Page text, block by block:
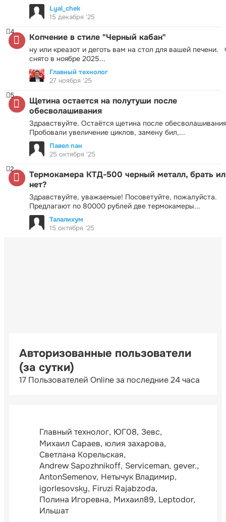
Lyal_chek
15 декабря '25
Копчение в стиле "Черный кабан"
ну или креазот и деготь вам на стол для вашей печени.
снято в ноябре 2025...
4
Главный технолог
27 ноября '25
Щетина остается на полутуши после
обесволашивания
Здравствуйте. Остаётся щетина после
Пробовали увеличение циклов, замену бил,...
5
Павел пан
25 октября '25
Термокамера КТД-500 черный металл, брать
нет?
Здравствуйте, уважаемые! Посоветуйте, пожалуйста.
Предлагают по 80000 рублей две термокамеры...
2
Талалихум
15 октября '25
Авторизованные пользователи
(за сутки)
17 Пользователей Online за последние 24 часа
Главный технолог ЮГ08 Зевс
Михаил Сараев юлия захарова
Светлана Корельская
Andrew Sapozhnikoff Serviceman gever.
AntonSemenov Нетычук Владимир
igorlesovsky Firuzi Rajabzoda
Полина Игоревна Михаил89 Leptodor
Ильшат